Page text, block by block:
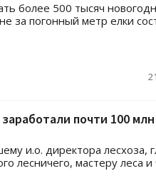
более 500 тысяч
за погонный метр елки
почти 100
и.о. директора лесхоза,
лесничего, мастеру леса